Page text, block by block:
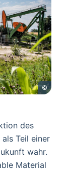
©
des
Teil einer
wahr.
Material